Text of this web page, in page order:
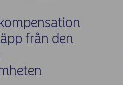
från den